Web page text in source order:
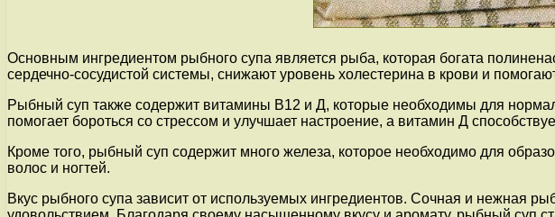
Основным ингредиентом рыбного супа является рыба, которая богата
сердечно-сосудистой системы, снижают уровень холестерина в крови и
Рыбный суп также содержит витамины В12 и Д, которые необходимы для
помогает бороться со стрессом и улучшает настроение, а витамин Д
Кроме того, рыбный суп содержит много железа, которое необходимо для
волос и ногтей.
Вкус рыбного супа зависит от используемых ингредиентов. Сочная и нежная